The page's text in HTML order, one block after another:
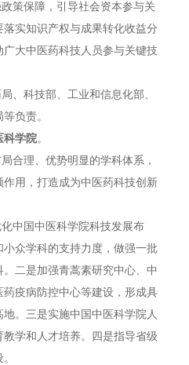
策保障，引导社会资本参与关
实知识产权与成果转化收益分
大中医药科技人员参与关键技
、科技部、工业和信息化部、
负责。
科学院。
合理、优势明显的学科体系，
用，打造成为中医药科技创新
中国中医科学院科技发展布
众学科的支持力度，做强一批
二是加强青蒿素研究中心、中
药疫病防控中心等建设，形成具
。三是实施中国中医科学院人
学和人才培养。四是指导省级